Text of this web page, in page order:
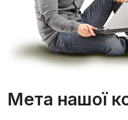
Мета нашої